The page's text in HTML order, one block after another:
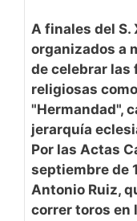
A finales del S.
organizados a
de celebrar las
religiosas
"Hermandad",
jerarquía
Por las Actas
septiembre de
Antonio Ruiz,
correr toros en